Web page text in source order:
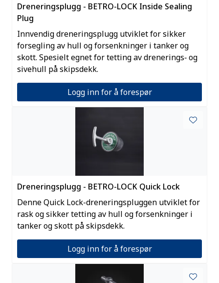
Dreneringsplugg - BETRO-LOCK Inside Sealing
Plug
Innvendig dreneringsplugg utviklet for sikker
forsegling av hull og forsenkninger i tanker og
skott. Spesielt egnet for tetting av drenerings‑ og
sivehull på skipsdekk.
Logg inn for å forespør
Dreneringsplugg - BETRO-LOCK Quick Lock
Denne Quick Lock-dreneringspluggen utviklet for
rask og sikker tetting av hull og forsenkninger i
tanker og skott på skipsdekk.
Logg inn for å forespør